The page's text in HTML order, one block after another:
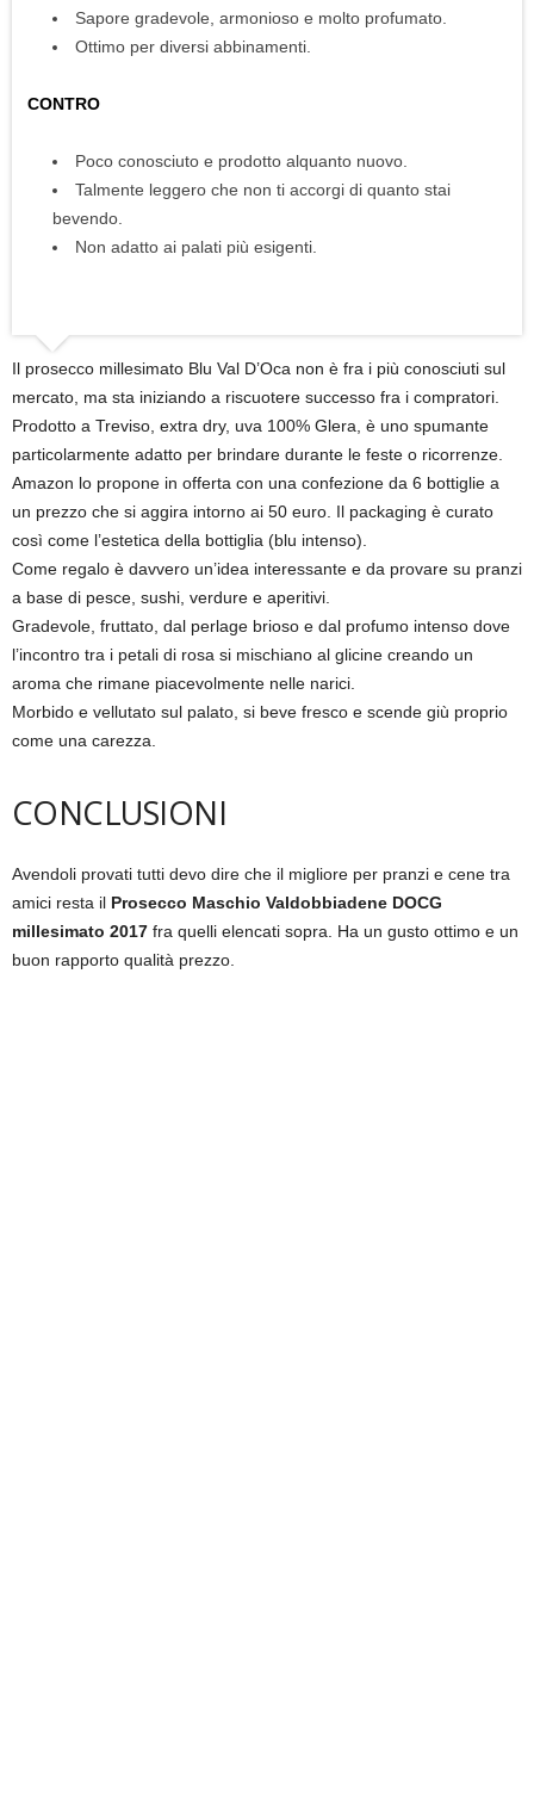
Sapore gradevole, armonioso e molto profumato.
Ottimo per diversi abbinamenti.
CONTRO
Poco conosciuto e prodotto alquanto nuovo.
Talmente leggero che non ti accorgi di quanto stai
bevendo.
Non adatto ai palati più esigenti.
Il prosecco millesimato Blu Val D’Oca non è fra i più conosciuti sul
mercato, ma sta iniziando a riscuotere successo fra i compratori.
Prodotto a Treviso, extra dry, uva 100% Glera, è uno spumante
particolarmente adatto per brindare durante le feste o ricorrenze.
Amazon lo propone in offerta con una confezione da 6 bottiglie a
un prezzo che si aggira intorno ai 50 euro. Il packaging è curato
così come l’estetica della bottiglia (blu intenso).
Come regalo è davvero un’idea interessante e da provare su pranzi
a base di pesce, sushi, verdure e aperitivi.
Gradevole, fruttato, dal perlage brioso e dal profumo intenso dove
l’incontro tra i petali di rosa si mischiano al glicine creando un
aroma che rimane piacevolmente nelle narici.
Morbido e vellutato sul palato, si beve fresco e scende giù proprio
come una carezza.
CONCLUSIONI
Avendoli provati tutti devo dire che il migliore per pranzi e cene tra
amici resta il Prosecco Maschio Valdobbiadene DOCG
millesimato 2017 fra quelli elencati sopra. Ha un gusto ottimo e un
buon rapporto qualità prezzo.